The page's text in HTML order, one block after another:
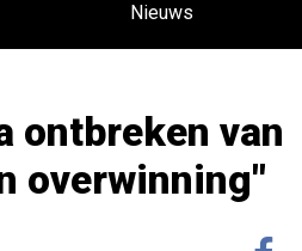
Nieuws
ontbreken van
overwinning"